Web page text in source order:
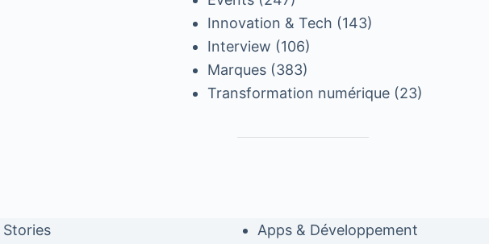
Innovation & Tech (143)
Interview (106)
Marques (383)
Transformation numérique (23)
Stories Apps & Développement